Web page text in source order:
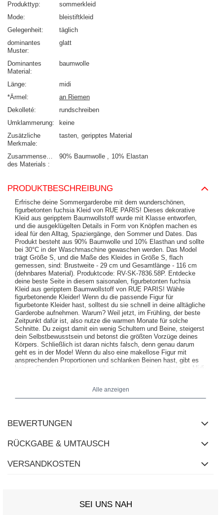
Produkttyp
sommerkleid
Mode
bleistiftkleid
Gelegenheit
täglich
dominantes
Muster
glatt
Dominantes
Material
baumwolle
Länge
midi
*Ärmel
an Riemen
Dekolleté
rundschreiben
Umklammerung
keine
Zusätzliche
Merkmale
tasten geripptes Material
Zusammensetzung
des Materials
90% Baumwolle 10% Elastan
PRODUKTBESCHREIBUNG
Erfrische deine Sommergarderobe mit dem wunderschönen,
figurbetonten fuchsia Kleid von RUE PARIS! Dieses dekorative
Kleid aus geripptem Baumwollstoff wurde mit Klasse entworfen,
und die ausgeklügelten Details in Form von Knöpfen machen es
ideal für den Alltag, Spaziergänge, den Sommer und Dates. Das
Produkt besteht aus 90% Baumwolle und 10% Elasthan und sollte
bei 30°C in der Waschmaschine gewaschen werden. Das Model
trägt Größe S, und die Maße des Kleides in Größe S, flach
gemessen, sind: Brustweite - 29 cm und Gesamtlänge - 116 cm
(dehnbares Material). Produktcode: RV-SK-7836.58P. Entdecke
deine beste Seite in diesem saisonalen, figurbetonten fuchsia
Kleid aus geripptem Baumwollstoff von RUE PARIS! Wähle
figurbetonende Kleider! Wenn du die passende Figur für
figurbetonte Kleider hast, solltest du sie schnell in deine alltägliche
Garderobe aufnehmen. Warum? Weil jetzt, im Frühling, der beste
Zeitpunkt dafür ist, also nutze die warmen Monate für solche
Schnitte. Du zeigst damit ein wenig Schultern und Beine, steigerst
dein Selbstbewusstsein und betonst die größten Vorzüge deines
Körpers. Schließlich ist daran nichts falsch, denn genau darum
geht es in der Mode! Wenn du also eine makellose Figur mit
ansprechenden Proportionen und schlanken Beinen hast, gibt es
keinen Grund zu warten. Aktuell ist vor allem das figurbetonte Midi-
bewusst sind, tragen im Frühling gerne solche Kleider, um ihren
schlanken Körper zu zeigen und Sexualität auszustrahlen. Umso
kombinieren. Solche Modelle sind so vielseitig, dass du sie sowohl
kannst! Nicht umsonst haben sie bereits bekannte Promis und
Mode-Influencerinnen von Instagram für sich entdeckt – schließe
setzen auf hohe Qualität der Materialien und präzise Verarbeitung,
Bekleidungsgeschäft bietet eine große Auswahl an modischen
Alle anzeigen
BEWERTUNGEN
RÜCKGABE & UMTAUSCH
VERSANDKOSTEN
SEI UNS NAH